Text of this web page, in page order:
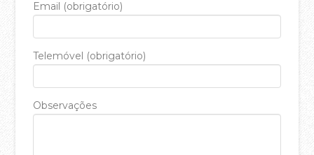
Email (obrigatório)
Telemóvel (obrigatório)
Observações